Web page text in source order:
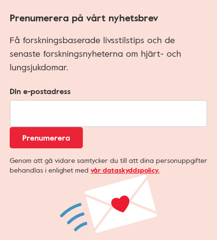
Prenumerera på vårt nyhetsbrev
Få forskningsbaserade livsstilstips och de
senaste forskningsnyheterna om hjärt- och
lungsjukdomar.
Din e-postadress
Prenumerera
Genom att gå vidare samtycker du till att dina personuppgifter
behandlas i enlighet med vår dataskyddspolicy.